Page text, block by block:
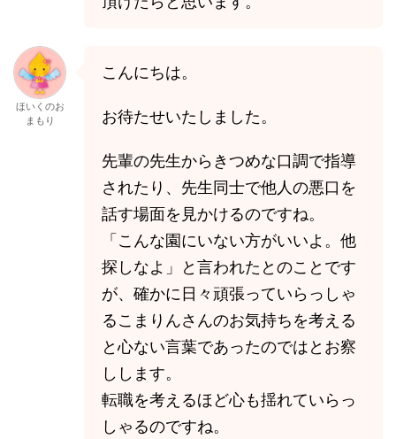
ほいくのお
まもり
こんにちは。
お待たせいたしました。
先輩の先生からきつめな口調で指導
されたり、先生同士で他人の悪口を
話す場面を見かけるのですね。
「こんな園にいない方がいいよ。他
探しなよ」と言われたとのことです
が、確かに日々頑張っていらっしゃ
るこまりんさんのお気持ちを考える
と心ない言葉であったのではとお察
しします。
転職を考えるほど心も揺れていらっ
しゃるのですね。